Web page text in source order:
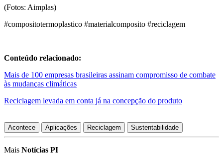
(Fotos: Aimplas)
#compositotermoplastico #materialcomposito #reciclagem
Conteúdo relacionado:
Mais de 100 empresas brasileiras assinam compromisso de combate
às mudanças climáticas
Reciclagem levada em conta já na concepção do produto
Acontece Aplicações Reciclagem Sustentabilidade
Mais Notícias PI